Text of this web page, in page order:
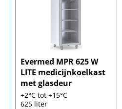
Evermed MPR 625 W
LITE medicijnkoelkast
met glasdeur
+2°C tot +15°C
625 liter